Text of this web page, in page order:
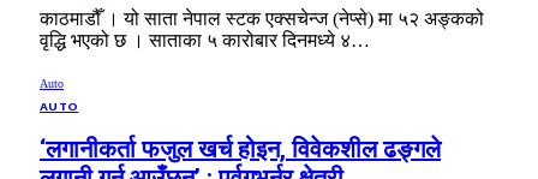
काठमाडौँ । यो साता नेपाल स्टक एक्सचेन्ज (नेप्से) मा ५२ अङ्कको
वृद्धि भएको छ । साताका ५ कारोबार दिनमध्ये ४…
Auto
AUTO
‘लगानीकर्ता फजुल खर्च होइन, विवेकशील ढङ्गले